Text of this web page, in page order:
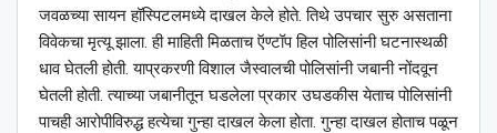
जवळच्या सायन हॉस्पिटलमध्ये दाखल केले होते. तिथे उपचार सुरु असताना
विवेकचा मृत्यू झाला. ही माहिती मिळताच ऍण्टॉप हिल पोलिसांनी घटनास्थळी
धाव घेतली होती. याप्रकरणी विशाल जैस्वालची पोलिसांनी जबानी नोंदवून
घेतली होती. त्याच्या जबानीतून घडलेला प्रकार उघडकीस येताच पोलिसांनी
पाचही आरोपीविरुद्ध हत्येचा गुन्हा दाखल केला होता. गुन्हा दाखल होताच पळून